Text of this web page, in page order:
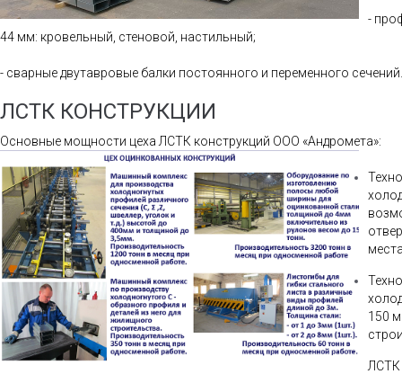
-
44 мм: кровельный, стеновой, настильный;
- сварные двутавровые балки постоянного и переменного сечений.
ЛСТК КОНСТРУКЦИИ
Основные мощности цеха ЛСТК конструкций ООО «Андромета»:
150
ЛСТК